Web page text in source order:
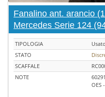
Fanalino ant. arancio
Mercedes Serie 124
TIPOLOGIA
Usato
STATO
SCAFFALE
NOTE
OES